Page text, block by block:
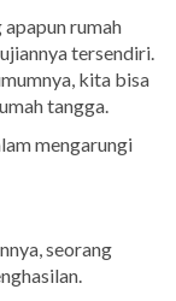
apapun rumah
tersendiri.
kita bisa
tangga.
mengarungi
seorang